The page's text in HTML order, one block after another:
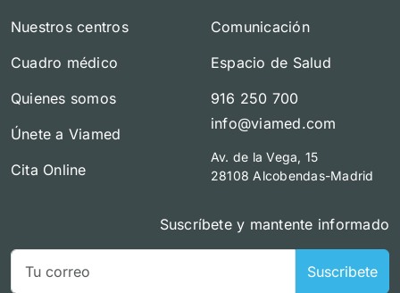
Nuestros centros
Cuadro médico
Quienes somos
Únete a Viamed
Cita Online
Comunicación
Espacio de Salud
916 250 700
info@viamed.com
Av. de la Vega, 15
28108 Alcobendas-Madrid
Suscríbete y mantente informado
Suscribete